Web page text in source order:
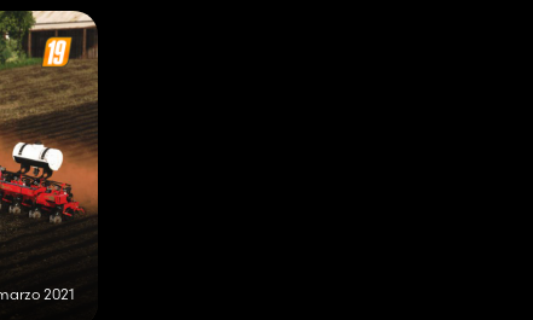
2021